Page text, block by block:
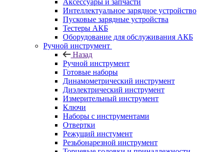
Аксессуары и запчасти
Интеллектуальное зарядное устройство
Пусковые зарядные устройства
Тестеры АКБ
Оборудование для обслуживания АКБ
Ручной инструмент
Назад
Ручной инструмент
Готовые наборы
Динамометрический инструмент
Диэлектрический инструмент
Измерительный инструмент
Ключи
Наборы с инструментами
Отвертки
Режущий инстумент
Резьбонарезной инструмент